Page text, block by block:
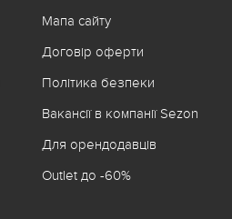
Мапа сайту
Договір оферти
Політика безпеки
Вакансії в компанії Sezon
Для орендодавців
Outlet до -60%